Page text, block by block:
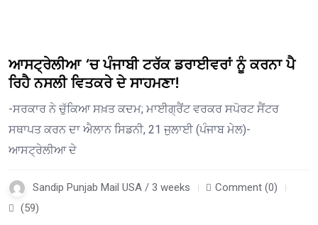
ਆਸਟ੍ਰੇਲੀਆ ‘ਚ ਪੰਜਾਬੀ ਟਰੱਕ ਡਰਾਈਵਰਾਂ ਨੂੰ ਕਰਨਾ ਪੈ
ਰਿਹੈ ਨਸਲੀ ਵਿਤਕਰੇ ਦੇ ਸਾਹਮਣਾ!
-ਸਰਕਾਰ ਨੇ ਚੁੱਕਿਆ ਸਖ਼ਤ ਕਦਮ; ਮਾਈਗ੍ਰੈਂਟ ਵਰਕਰ ਸਪੋਰਟ ਸੈਂਟਰ
ਸਥਾਪਤ ਕਰਨ ਦਾ ਐਲਾਨ ਸਿਡਨੀ, 21 ਜੁਲਾਈ (ਪੰਜਾਬ ਮੇਲ)-
ਆਸਟ੍ਰੇਲੀਆ ਦੇ
Sandip Punjab Mail USA / 3 weeks
Comment (0)
(59)